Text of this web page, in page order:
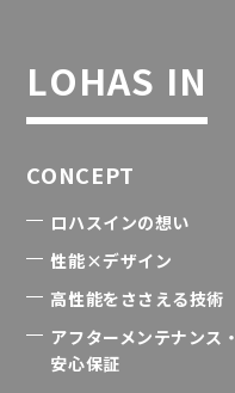
LOHAS IN
CONCEPT
ロハスインの想い
性能×デザイン
高性能をささえる技術
アフターメンテナンス・
安心保証